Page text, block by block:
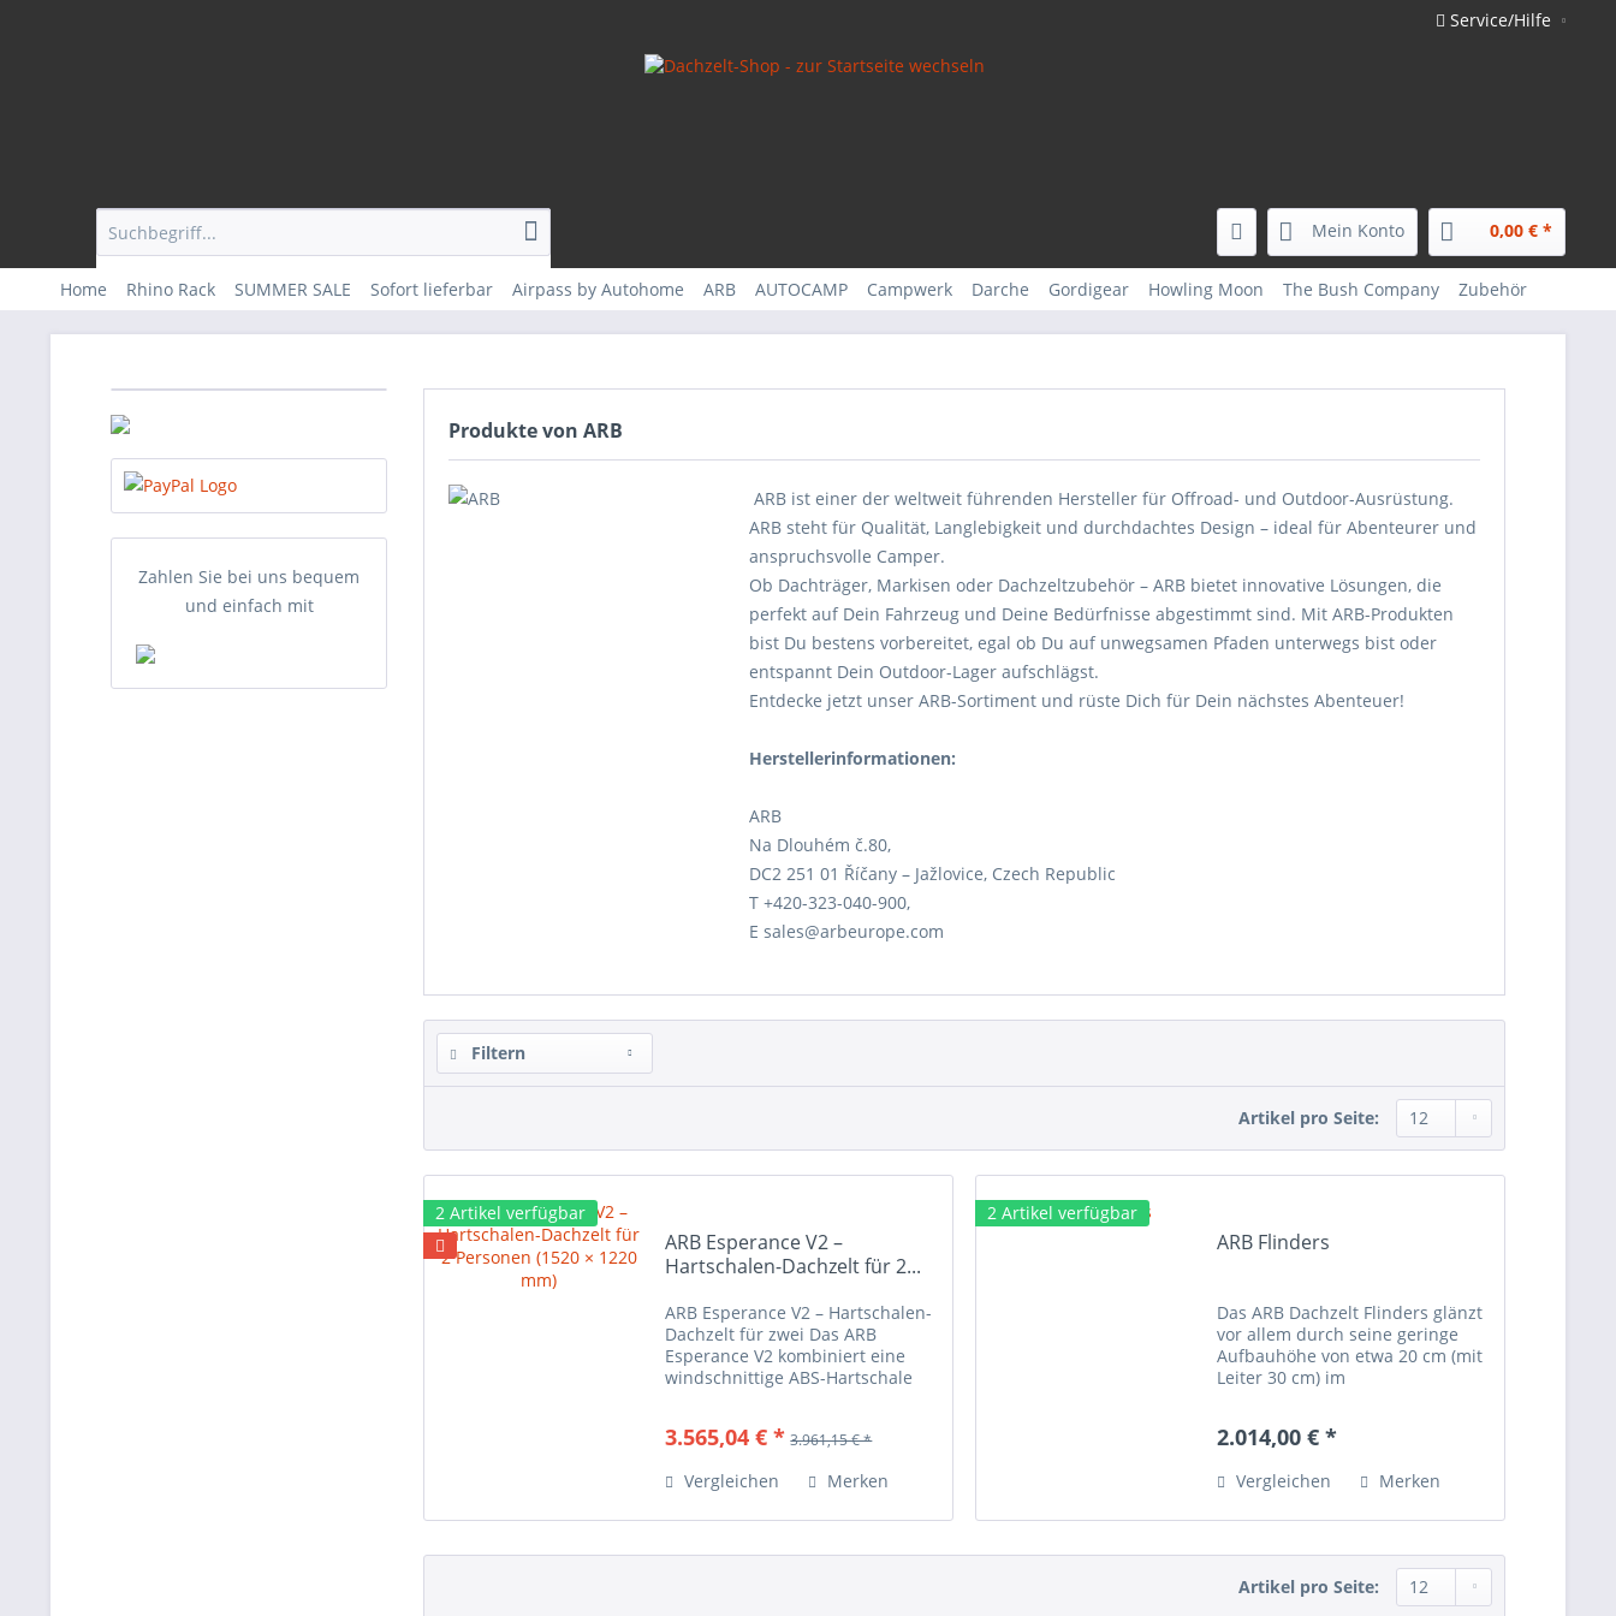
Service/Hilfe
Mein Konto 0,00 € *
Home Rhino Rack SUMMER SALE Sofort lieferbar Airpass by Autohome ARB AUTOCAMP Campwerk Darche Gordigear Howling Moon The Bush Company Zubehör
Zahlen Sie bei uns bequem
und einfach mit
Produkte von ARB
ARB ist einer der weltweit führenden Hersteller für Offroad- und Outdoor-Ausrüstung.
ARB steht für Qualität, Langlebigkeit und durchdachtes Design – ideal für Abenteurer und
anspruchsvolle Camper.
Ob Dachträger, Markisen oder Dachzeltzubehör – ARB bietet innovative Lösungen, die
perfekt auf Dein Fahrzeug und Deine Bedürfnisse abgestimmt sind. Mit ARB-Produkten
bist Du bestens vorbereitet, egal ob Du auf unwegsamen Pfaden unterwegs bist oder
entspannt Dein Outdoor-Lager aufschlägst.
Entdecke jetzt unser ARB-Sortiment und rüste Dich für Dein nächstes Abenteuer!
Herstellerinformationen:
ARB
Na Dlouhém č.80,
DC2 251 01 Říčany – Jažlovice, Czech Republic
T +420-323-040-900,
E sales@arbeurope.com
Filtern
Artikel pro Seite:
2 Artikel verfügbar
ARB Esperance V2 –
Hartschalen-Dachzelt für 2...
ARB Esperance V2 – Hartschalen-
Dachzelt für zwei Das ARB
Esperance V2 kombiniert eine
windschnittige ABS-Hartschale
Fahrzeug in wenigen Sekunden
3.565,04 € * 3.961,15 € *
Vergleichen Merken
2 Artikel verfügbar
ARB Flinders
Das ARB Dachzelt Flinders glänzt
vor allem durch seine geringe
Aufbauhöhe von etwa 20 cm (mit
Leiter 30 cm) im
Windwiderstand und daher einen
ihrer...
2.014,00 € *
Vergleichen Merken
Artikel pro Seite: